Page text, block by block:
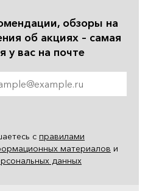
обзоры на
об акциях – самая
у вас на почте
с правилами
материалов и
данных